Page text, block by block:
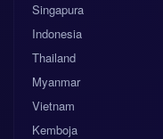
Singapura
Indonesia
Thailand
Myanmar
Vietnam
Kemboja